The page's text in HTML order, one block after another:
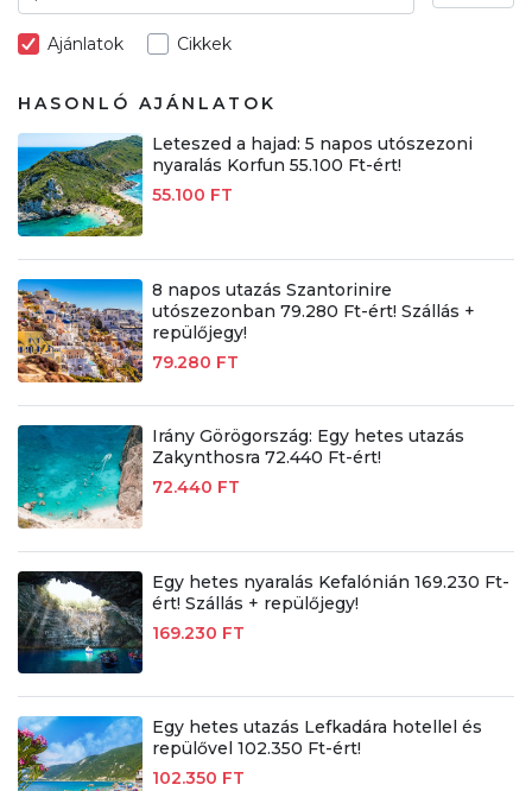
Ajánlatok Cikkek
HASONLÓ AJÁNLATOK
Leteszed a hajad: 5 napos utószezoni
nyaralás Korfun 55.100 Ft-ért!
55.100 FT
8 napos utazás Szantorinire
utószezonban 79.280 Ft-ért! Szállás +
repülőjegy!
79.280 FT
Irány Görögország: Egy hetes utazás
Zakynthosra 72.440 Ft-ért!
72.440 FT
Egy hetes nyaralás Kefalónián 169.230 Ft-
ért! Szállás + repülőjegy!
169.230 FT
Egy hetes utazás Lefkadára hotellel és
repülővel 102.350 Ft-ért!
102.350 FT